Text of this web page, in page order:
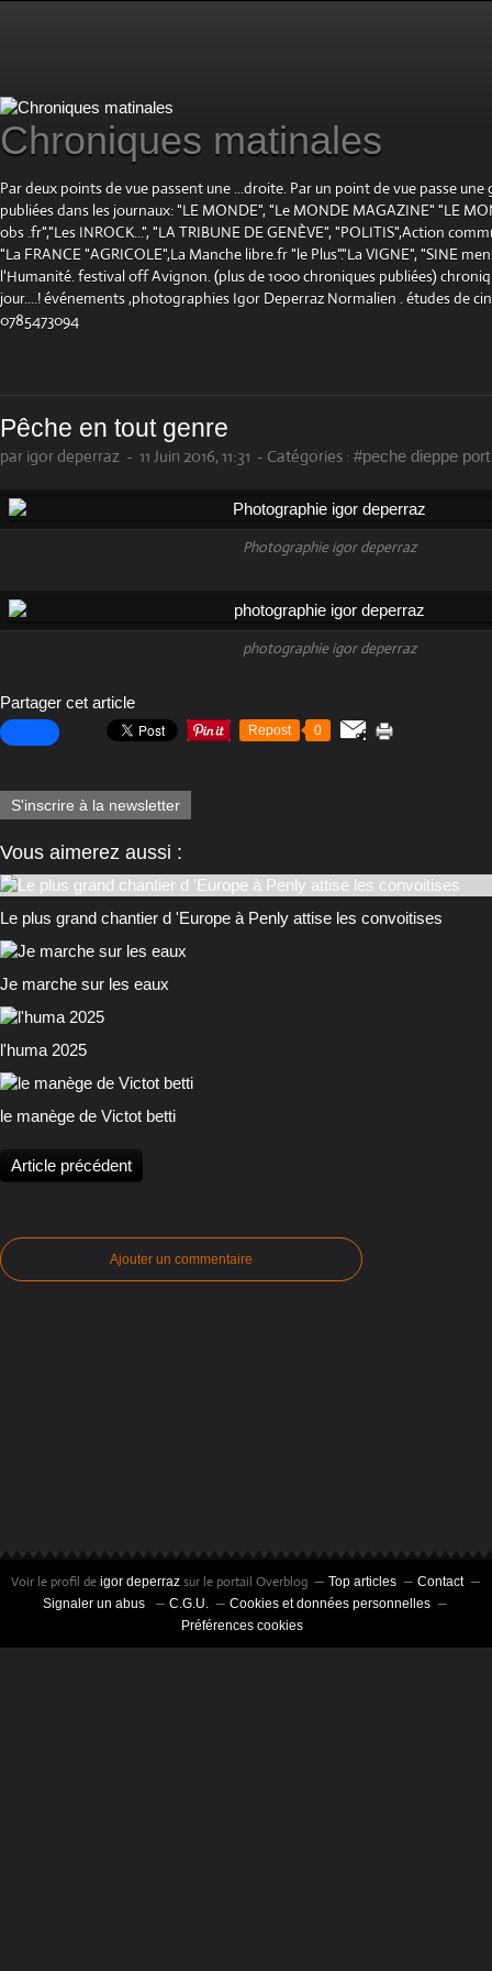
Chroniques matinales
Par deux points de vue passent une ...droite. Par un point de vue passe
publiées dans les journaux: "LE MONDE", "Le MONDE MAGAZINE" "LE
obs .fr","Les INROCK...", "LA TRIBUNE DE GENÈVE", "POLITIS",Action
"La FRANCE "AGRICOLE",La Manche libre.fr "le Plus"."La VIGNE", "SINE
l'Humanité. festival off Avignon. (plus de 1000 chroniques publiées)
jour....! événements ,photographies Igor Deperraz Normalien . études de
0785473094
Pêche en tout genre
par igor deperraz - 11 Juin 2016, 11:31 - Catégories : #peche dieppe port
Photographie igor deperraz
photographie igor deperraz
Partager cet article
Repost 0
S'inscrire à la newsletter
Vous aimerez aussi :
Le plus grand chantier d 'Europe à Penly attise les convoitises
Je marche sur les eaux
l'huma 2025
le manège de Victot betti
Article précédent
Ajouter un commentaire
Voir le profil de igor deperraz sur le portail Overblog Top articles
Contact
Signaler un abus
C.G.U.
Cookies et données personnelles
Préférences cookies